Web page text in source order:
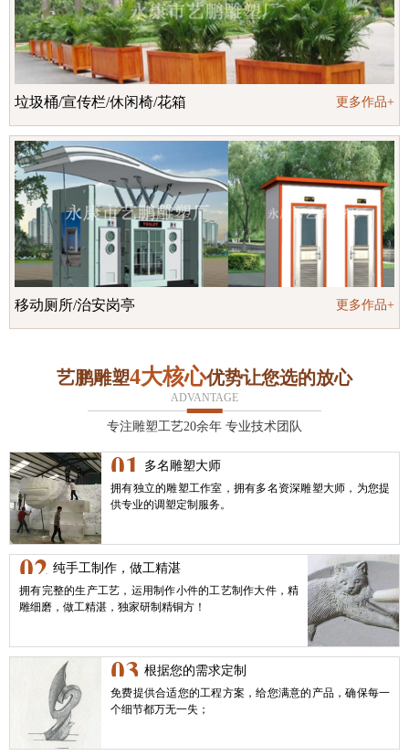
垃圾桶/宣传栏/休闲椅/花箱 更多作品+
移动厕所/治安岗亭 更多作品+
艺鹏雕塑4大核心优势让您选的放心
ADVANTAGE
专注雕塑工艺20余年 专业技术团队
01 多名雕塑大师
拥有独立的雕塑工作室，拥有多名资深雕塑大师，为您提
供专业的调塑定制服务。
02 纯手工制作，做工精湛
拥有完整的生产工艺，运用制作小件的工艺制作大件，精
雕细磨，做工精湛，独家研制精铜方！
03 根据您的需求定制
免费提供合适您的工程方案，给您满意的产品，确保每一
个细节都万无一失；